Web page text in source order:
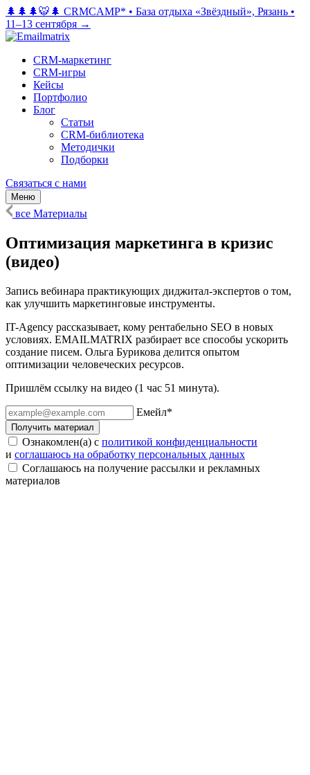
🌲🌲🌲🐯🌲 CRMCAMP* • База отдыха «Звёздный», Рязань •
11–13 сентября →
CRM-маркетинг
CRM-игры
Кейсы
Портфолио
Блог
Статьи
CRM-библиотека
Методички
Подборки
Связаться с нами
Меню
все Материалы
Оптимизация маркетинга в кризис
(видео)
Запись вебинара практикующих диджитал-экспертов о том,
как улучшить маркетинговые инструменты.
IT-Agency рассказывает, кому рентабельно SEO в новых
условиях. EMAILMATRIX разбирает все способы ускорить
создание писем. Ольга Бурикова делится опытом
оптимизации человеческих ресурсов.
Пришлём ссылку на видео (1 час 51 минута).
Емейл*
Получить материал
Ознакомлен(а) с политикой конфиденциальности
и соглашаюсь на обработку персональных данных
Соглашаюсь на получение рассылки и рекламных
материалов